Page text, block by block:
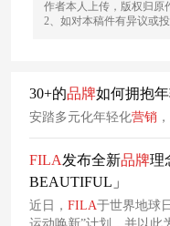
作者本人上传，版权归原
2、如对本稿件有异议或
30+的品牌如何拥抱
安踏多元化年轻化营销
FILA发布全新品牌理
BEAUTIFUL」
近日， FILA于世界地球